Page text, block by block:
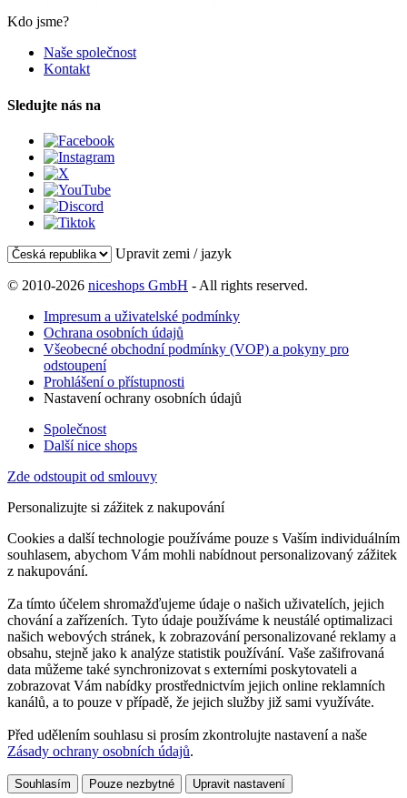
Kdo jsme?
Naše společnost
Kontakt
Sledujte nás na
Upravit zemi / jazyk
© 2010-2026 niceshops GmbH - All rights reserved.
Impresum a uživatelské podmínky
Ochrana osobních údajů
Všeobecné obchodní podmínky (VOP) a pokyny pro
odstoupení
Prohlášení o přístupnosti
Nastavení ochrany osobních údajů
Společnost
Další nice shops
Zde odstoupit od smlouvy
Personalizujte si zážitek z nakupování
Cookies a další technologie používáme pouze s Vaším individuálním
souhlasem, abychom Vám mohli nabídnout personalizovaný zážitek
z nakupování.
Za tímto účelem shromažďujeme údaje o našich uživatelích, jejich
chování a zařízeních. Tyto údaje používáme k neustálé optimalizaci
našich webových stránek, k zobrazování personalizované reklamy a
obsahu, stejně jako k analýze statistik používání. Vaše zašifrovaná
data můžeme také synchronizovat s externími poskytovateli a
zobrazovat Vám nabídky prostřednictvím jejich online reklamních
kanálů, a to pouze v případě, že jejich služby již sami využíváte.
Před udělením souhlasu si prosím zkontrolujte nastavení a naše
Zásady ochrany osobních údajů.
Souhlasím Pouze nezbytné Upravit nastavení